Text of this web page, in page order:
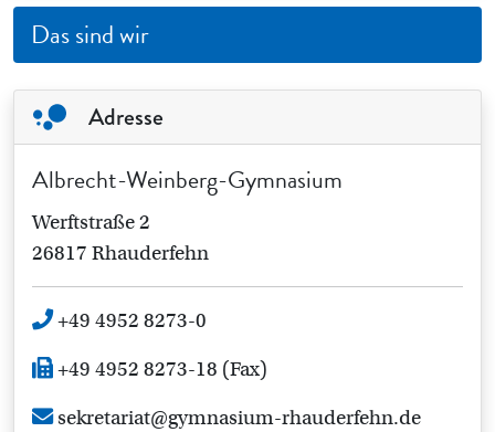
Das sind wir
Adresse
Albrecht-Weinberg-Gymnasium
Werftstraße 2
26817 Rhauderfehn
+49 4952 8273-0
+49 4952 8273-18 (Fax)
sekretariat@gymnasium-rhauderfehn.de